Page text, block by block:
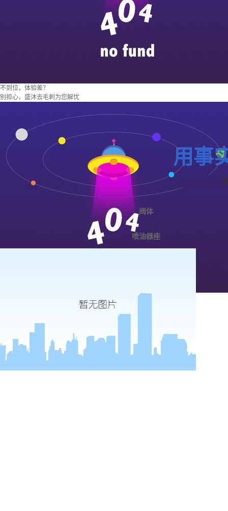
不到位，体验差？
别担心，盛沐去毛刺为您解忧
用事
阀体
喷油器座